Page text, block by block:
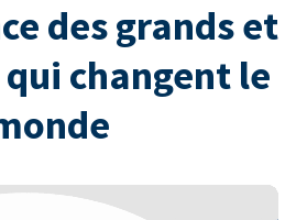
des grands et
changent le